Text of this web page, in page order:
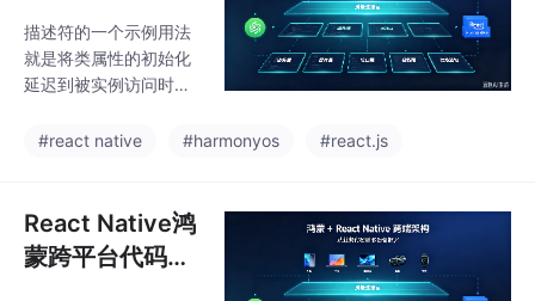
类型，它知道如何将一
个属性链接到一组方法
上。不幸的是，上面的
问题。在大多数情况
用的核心业务，
围绕内容标签切
详情跳转、点
筛选标签、搜索
反馈
描述符的一个示例用法
就是将类属性的初始化
延迟到被实例访问时。
依赖全局应用上下文的
初始化的代价很大，但
在导入类的时候不知道
是否会用到这个属性。
#react native #harmonyos #react.js
React Native鸿
蒙跨平台代码应